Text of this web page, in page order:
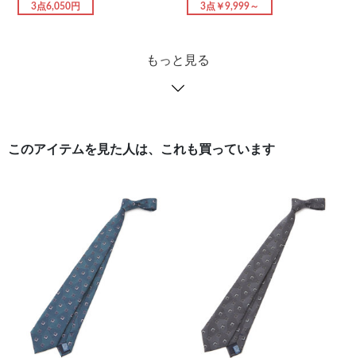
3点6,050円 3点￥9,999～
もっと見る
このアイテムを見た人は、これも買っています